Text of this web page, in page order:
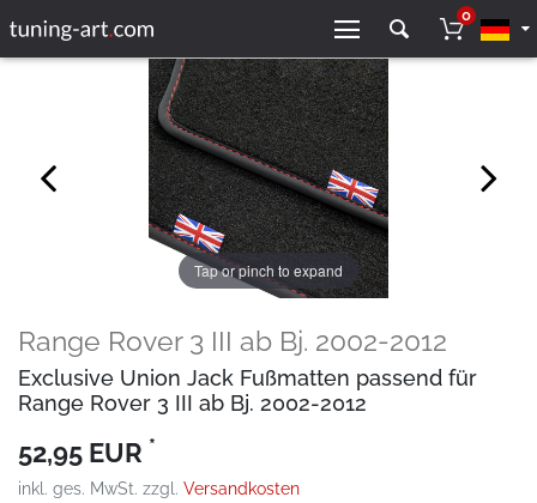
0
Tap or pinch to expand
Range Rover 3 III ab Bj. 2002-2012
Exclusive Union Jack Fußmatten passend für
Range Rover 3 III ab Bj. 2002-2012
52,95 EUR *
inkl. ges. MwSt. zzgl. Versandkosten